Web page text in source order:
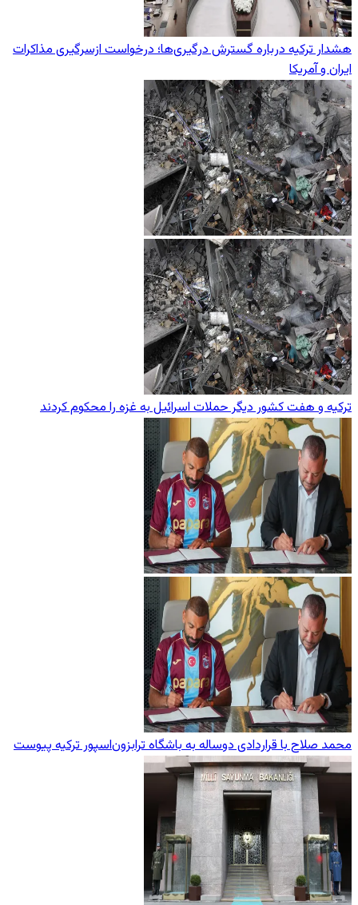
هشدار ترکیه درباره گسترش درگیری‌ها؛ درخواست ازسرگیری مذاکرات
ایران و آمریکا
ترکیه و هفت کشور دیگر حملات اسرائیل به غزه را محکوم کردند
محمد صلاح با قراردادی دوساله به باشگاه ترابزون‌اسپور ترکیه پیوست